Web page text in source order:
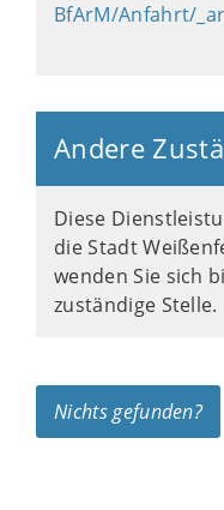
BfArM/Anfahrt/
Andere
Diese
die Stadt
wenden Sie sich
zuständige Stelle.
Nichts gefunden?